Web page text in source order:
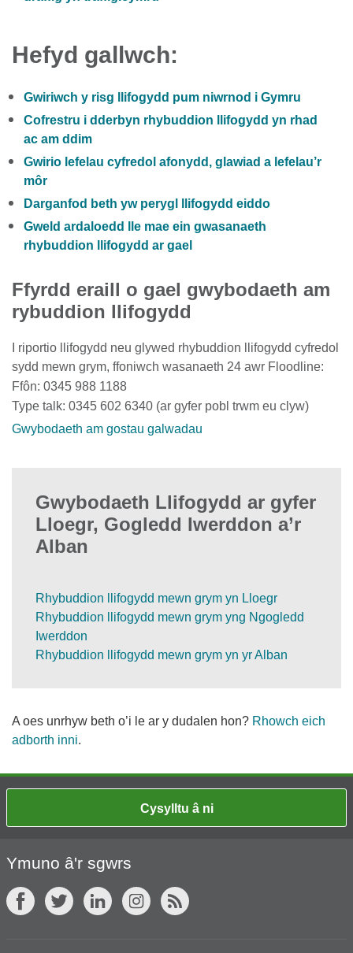
Hefyd gallwch:
Gwiriwch y risg llifogydd pum niwrnod i Gymru
Cofrestru i dderbyn rhybuddion llifogydd yn rhad
ac am ddim
Gwirio lefelau cyfredol afonydd, glawiad a lefelau’r
môr
Darganfod beth yw perygl llifogydd eiddo
Gweld ardaloedd lle mae ein gwasanaeth
rhybuddion llifogydd ar gael
Ffyrdd eraill o gael gwybodaeth am
rybuddion llifogydd
I riportio llifogydd neu glywed rhybuddion llifogydd cyfredol
sydd mewn grym, ffoniwch wasanaeth 24 awr Floodline:
Ffôn: 0345 988 1188
Type talk: 0345 602 6340 (ar gyfer pobl trwm eu clyw)
Gwybodaeth am gostau galwadau
Gwybodaeth Llifogydd ar gyfer
Lloegr, Gogledd Iwerddon a’r
Alban
Rhybuddion llifogydd mewn grym yn Lloegr
Rhybuddion llifogydd mewn grym yng Ngogledd
Iwerddon
Rhybuddion llifogydd mewn grym yn yr Alban
A oes unrhyw beth o’i le ar y dudalen hon? Rhowch eich
adborth inni.
Cysylltu â ni
Ymuno â'r sgwrs